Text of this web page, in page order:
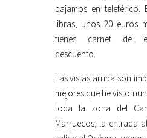
bajamos en teleférico.
libras, unos 20 euros
tienes carnet de
descuento.
Las vistas arriba son
mejores que he visto
toda la zona del
Marruecos, la entrada